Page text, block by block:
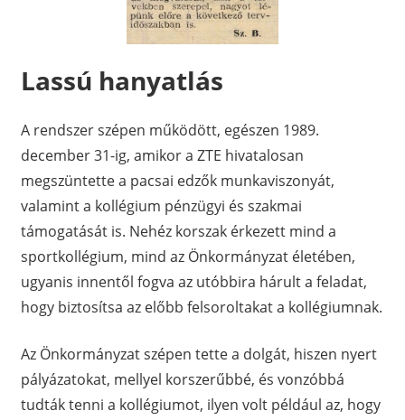
Lassú hanyatlás
A rendszer szépen működött, egészen 1989.
december 31-ig, amikor a ZTE hivatalosan
megszüntette a pacsai edzők munkaviszonyát,
valamint a kollégium pénzügyi és szakmai
támogatását is. Nehéz korszak érkezett mind a
sportkollégium, mind az Önkormányzat életében,
ugyanis innentől fogva az utóbbira hárult a feladat,
hogy biztosítsa az előbb felsoroltakat a kollégiumnak.
Az Önkormányzat szépen tette a dolgát, hiszen nyert
pályázatokat, mellyel korszerűbbé, és vonzóbbá
tudták tenni a kollégiumot, ilyen volt például az, hogy